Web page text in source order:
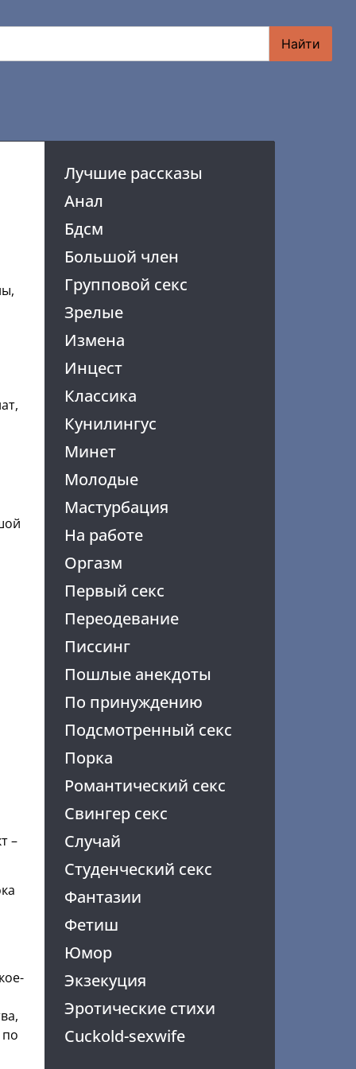
Найти
Лучшие рассказы
Анал
Бдсм
Большой член
Групповой секс
Зрелые
Измена
Инцест
Классика
Кунилингус
Минет
Молодые
Мастурбация
На работе
Оргазм
Первый секс
Переодевание
Писсинг
Пошлые анекдоты
По принуждению
Подсмотренный секс
Порка
Романтический секс
Свингер секс
Случай
Студенческий секс
Фантазии
Фетиш
Юмор
Экзекуция
Эротические стихи
Cuckold-sexwife
–